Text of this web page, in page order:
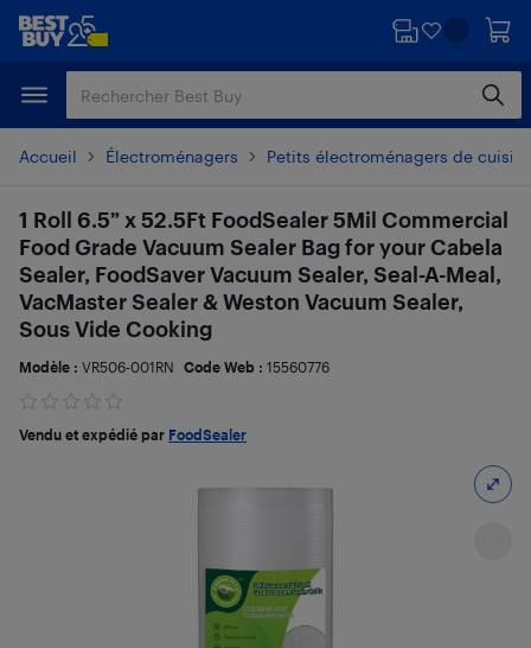
Passer
principal
Passer
Accueil Électroménagers Petits électroménagers de
1 Roll 6.5” x 52.5Ft FoodSealer 5Mil Commercial
Food Grade Vacuum Sealer Bag for your Cabela
Sealer, FoodSaver Vacuum Sealer, Seal-A-Meal,
VacMaster Sealer & Weston Vacuum Sealer,
Sous Vide Cooking
Modèle : VR506-001RN Code Web : 15560776
Vendu et expédié par FoodSealer